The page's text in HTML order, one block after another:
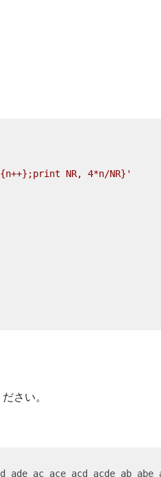
NR, 4*n/NR}'
さい。
ac ace acd acde ab abe